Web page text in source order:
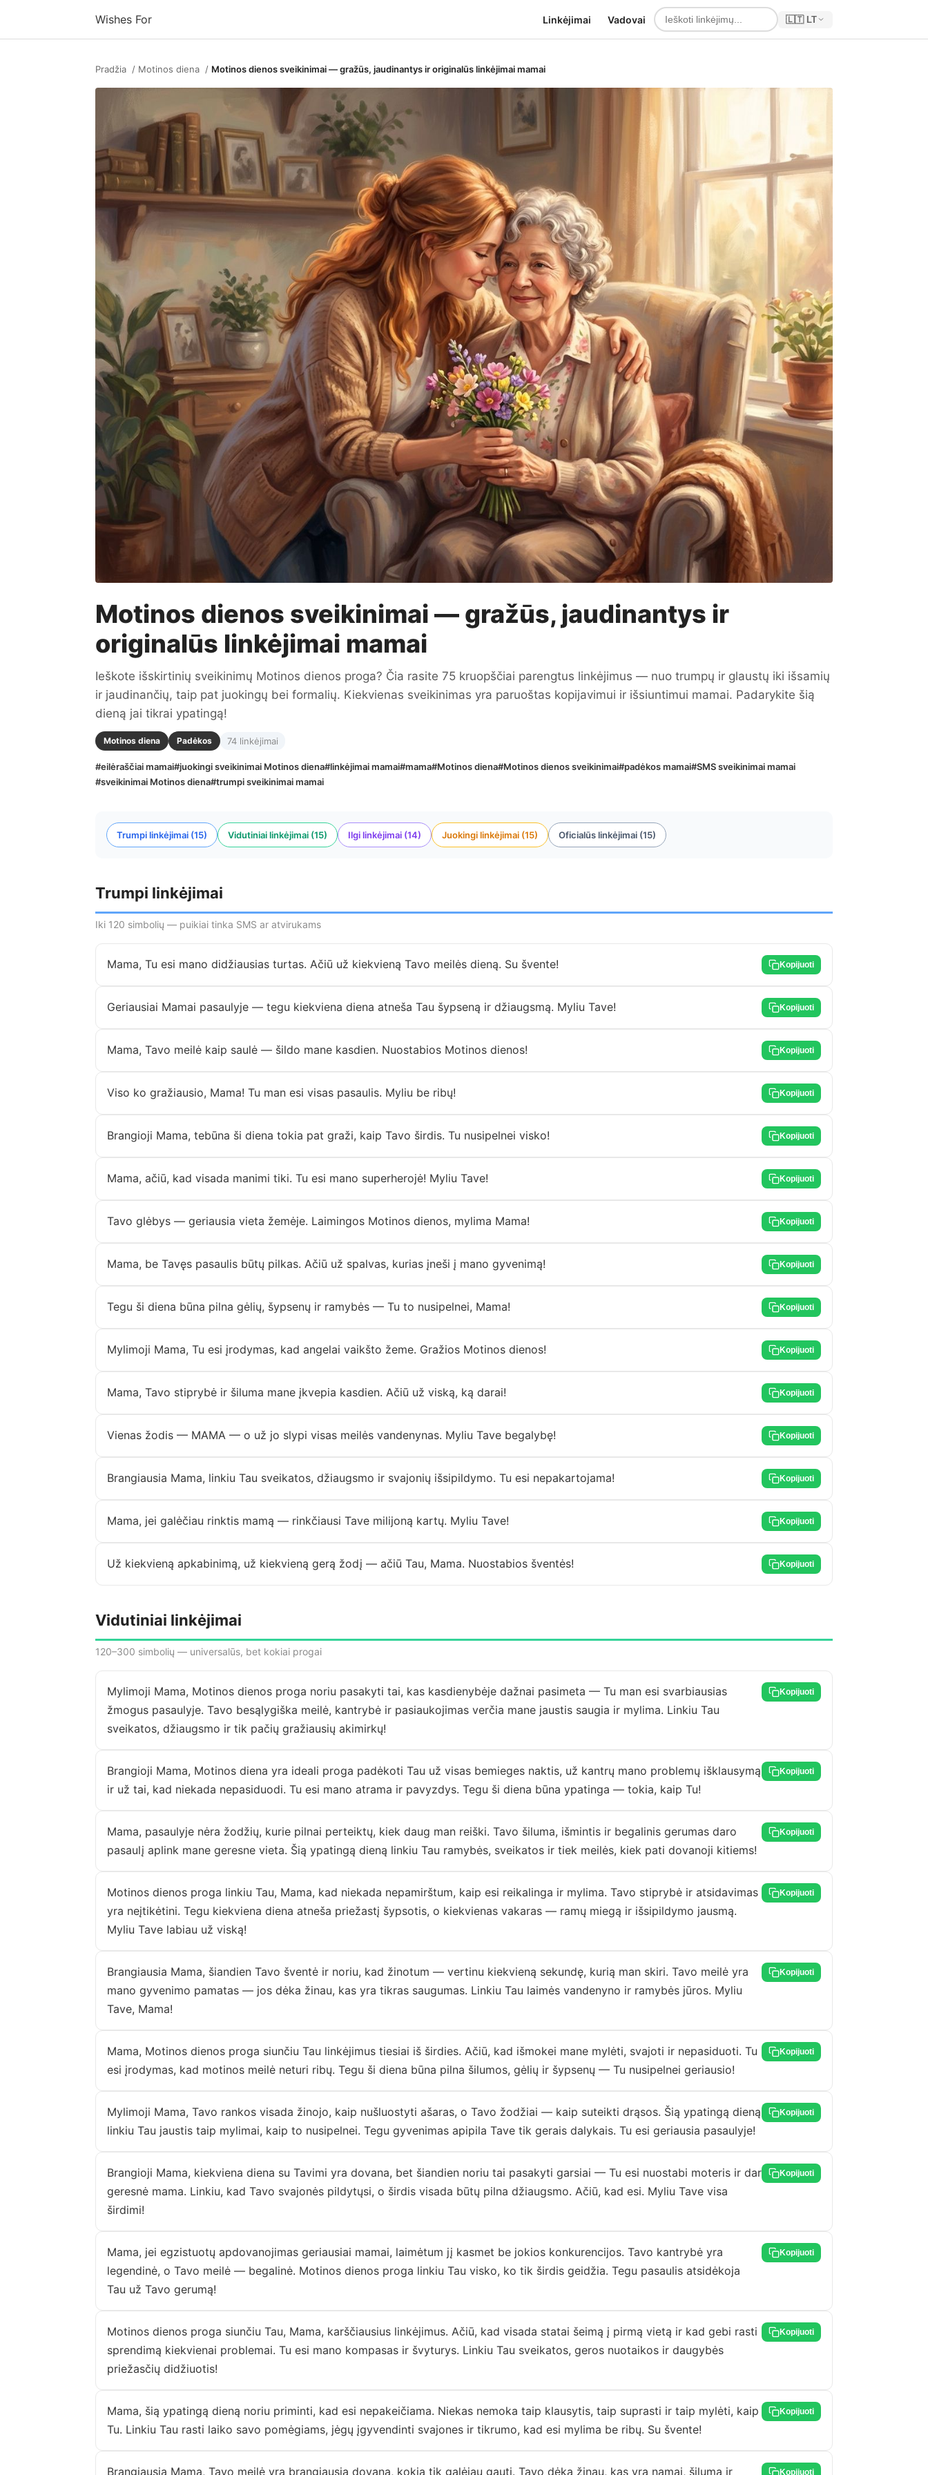
Wishes For Linkėjimai Vadovai 🇱🇹 LT
Pradžia Motinos diena Motinos dienos sveikinimai — gražūs, jaudinantys ir originalūs linkėjimai mamai
Motinos dienos sveikinimai — gražūs, jaudinantys ir
originalūs linkėjimai mamai
Ieškote išskirtinių sveikinimų Motinos dienos proga? Čia rasite 75 kruopščiai parengtus linkėjimus — nuo trumpų ir glaustų iki išsamių
ir jaudinančių, taip pat juokingų bei formalių. Kiekvienas sveikinimas yra paruoštas kopijavimui ir išsiuntimui mamai. Padarykite šią
dieną jai tikrai ypatingą!
Motinos diena Padėkos 74 linkėjimai
#eilėraščiai mamai#juokingi sveikinimai Motinos diena#linkėjimai mamai#mama#Motinos diena#Motinos dienos sveikinimai#padėkos mamai#SMS sveikinimai mamai
#sveikinimai Motinos diena#trumpi sveikinimai mamai
Trumpi linkėjimai (15) Vidutiniai linkėjimai (15) Ilgi linkėjimai (14) Juokingi linkėjimai (15) Oficialūs linkėjimai (15)
Trumpi linkėjimai
Iki 120 simbolių — puikiai tinka SMS ar atvirukams
Mama, Tu esi mano didžiausias turtas. Ačiū už kiekvieną Tavo meilės dieną. Su švente! Kopijuoti
Geriausiai Mamai pasaulyje — tegu kiekviena diena atneša Tau šypseną ir džiaugsmą. Myliu Tave! Kopijuoti
Mama, Tavo meilė kaip saulė — šildo mane kasdien. Nuostabios Motinos dienos! Kopijuoti
Viso ko gražiausio, Mama! Tu man esi visas pasaulis. Myliu be ribų! Kopijuoti
Brangioji Mama, tebūna ši diena tokia pat graži, kaip Tavo širdis. Tu nusipelnei visko! Kopijuoti
Mama, ačiū, kad visada manimi tiki. Tu esi mano superherojė! Myliu Tave! Kopijuoti
Tavo glėbys — geriausia vieta žemėje. Laimingos Motinos dienos, mylima Mama! Kopijuoti
Mama, be Tavęs pasaulis būtų pilkas. Ačiū už spalvas, kurias įneši į mano gyvenimą! Kopijuoti
Tegu ši diena būna pilna gėlių, šypsenų ir ramybės — Tu to nusipelnei, Mama! Kopijuoti
Mylimoji Mama, Tu esi įrodymas, kad angelai vaikšto žeme. Gražios Motinos dienos! Kopijuoti
Mama, Tavo stiprybė ir šiluma mane įkvepia kasdien. Ačiū už viską, ką darai! Kopijuoti
Vienas žodis — MAMA — o už jo slypi visas meilės vandenynas. Myliu Tave begalybę! Kopijuoti
Brangiausia Mama, linkiu Tau sveikatos, džiaugsmo ir svajonių išsipildymo. Tu esi nepakartojama! Kopijuoti
Mama, jei galėčiau rinktis mamą — rinkčiausi Tave milijoną kartų. Myliu Tave! Kopijuoti
Už kiekvieną apkabinimą, už kiekvieną gerą žodį — ačiū Tau, Mama. Nuostabios šventės! Kopijuoti
Vidutiniai linkėjimai
120–300 simbolių — universalūs, bet kokiai progai
Mylimoji Mama, Motinos dienos proga noriu pasakyti tai, kas kasdienybėje dažnai pasimeta — Tu man esi svarbiausias
žmogus pasaulyje. Tavo besąlygiška meilė, kantrybė ir pasiaukojimas verčia mane jaustis saugia ir mylima. Linkiu Tau
sveikatos, džiaugsmo ir tik pačių gražiausių akimirkų!
Kopijuoti
Brangioji Mama, Motinos diena yra ideali proga padėkoti Tau už visas bemieges naktis, už kantrų mano problemų išklausymą
ir už tai, kad niekada nepasiduodi. Tu esi mano atrama ir pavyzdys. Tegu ši diena būna ypatinga — tokia, kaip Tu!
Kopijuoti
Mama, pasaulyje nėra žodžių, kurie pilnai perteiktų, kiek daug man reiški. Tavo šiluma, išmintis ir begalinis gerumas daro
pasaulį aplink mane geresne vieta. Šią ypatingą dieną linkiu Tau ramybės, sveikatos ir tiek meilės, kiek pati dovanoji kitiems!
Kopijuoti
Motinos dienos proga linkiu Tau, Mama, kad niekada nepamirštum, kaip esi reikalinga ir mylima. Tavo stiprybė ir atsidavimas
yra neįtikėtini. Tegu kiekviena diena atneša priežastį šypsotis, o kiekvienas vakaras — ramų miegą ir išsipildymo jausmą.
Myliu Tave labiau už viską!
Kopijuoti
Brangiausia Mama, šiandien Tavo šventė ir noriu, kad žinotum — vertinu kiekvieną sekundę, kurią man skiri. Tavo meilė yra
mano gyvenimo pamatas — jos dėka žinau, kas yra tikras saugumas. Linkiu Tau laimės vandenyno ir ramybės jūros. Myliu
Tave, Mama!
Kopijuoti
Mama, Motinos dienos proga siunčiu Tau linkėjimus tiesiai iš širdies. Ačiū, kad išmokei mane mylėti, svajoti ir nepasiduoti. Tu
esi įrodymas, kad motinos meilė neturi ribų. Tegu ši diena būna pilna šilumos, gėlių ir šypsenų — Tu nusipelnei geriausio!
Kopijuoti
Mylimoji Mama, Tavo rankos visada žinojo, kaip nušluostyti ašaras, o Tavo žodžiai — kaip suteikti drąsos. Šią ypatingą dieną
linkiu Tau jaustis taip mylimai, kaip to nusipelnei. Tegu gyvenimas apipila Tave tik gerais dalykais. Tu esi geriausia pasaulyje!
Kopijuoti
Brangioji Mama, kiekviena diena su Tavimi yra dovana, bet šiandien noriu tai pasakyti garsiai — Tu esi nuostabi moteris ir dar
geresnė mama. Linkiu, kad Tavo svajonės pildytųsi, o širdis visada būtų pilna džiaugsmo. Ačiū, kad esi. Myliu Tave visa
širdimi!
Kopijuoti
Mama, jei egzistuotų apdovanojimas geriausiai mamai, laimėtum jį kasmet be jokios konkurencijos. Tavo kantrybė yra
legendinė, o Tavo meilė — begalinė. Motinos dienos proga linkiu Tau visko, ko tik širdis geidžia. Tegu pasaulis atsidėkoja
Tau už Tavo gerumą!
Kopijuoti
Motinos dienos proga siunčiu Tau, Mama, karščiausius linkėjimus. Ačiū, kad visada statai šeimą į pirmą vietą ir kad gebi rasti
sprendimą kiekvienai problemai. Tu esi mano kompasas ir švyturys. Linkiu Tau sveikatos, geros nuotaikos ir daugybės
priežasčių didžiuotis!
Kopijuoti
Mama, šią ypatingą dieną noriu priminti, kad esi nepakeičiama. Niekas nemoka taip klausytis, taip suprasti ir taip mylėti, kaip
Tu. Linkiu Tau rasti laiko savo pomėgiams, jėgų įgyvendinti svajones ir tikrumo, kad esi mylima be ribų. Su švente!
Kopijuoti
Brangiausia Mama, Tavo meilė yra brangiausia dovana, kokią tik galėjau gauti. Tavo dėka žinau, kas yra namai, šiluma ir Kopijuoti